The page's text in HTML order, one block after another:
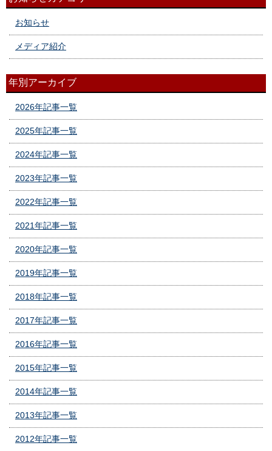
お知らせ
メディア紹介
年別アーカイブ
2026年記事一覧
2025年記事一覧
2024年記事一覧
2023年記事一覧
2022年記事一覧
2021年記事一覧
2020年記事一覧
2019年記事一覧
2018年記事一覧
2017年記事一覧
2016年記事一覧
2015年記事一覧
2014年記事一覧
2013年記事一覧
2012年記事一覧